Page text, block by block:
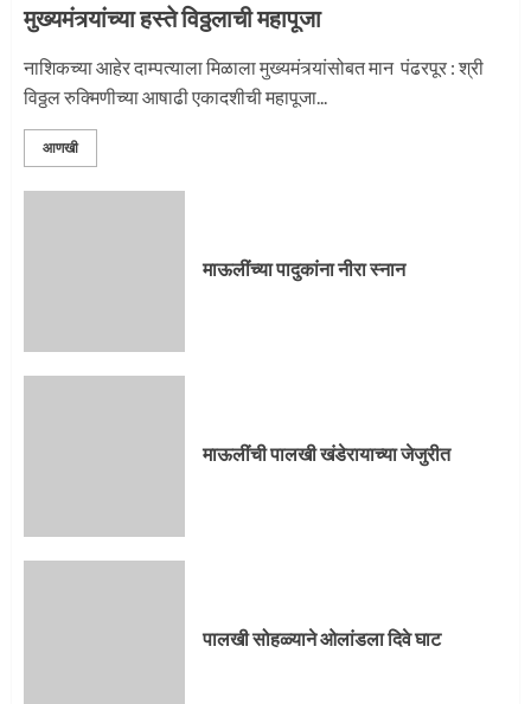
3
प्रस्थान सोहळ्यासाठी आळंदी सज्ज
मुख्यमंत्र्यांच्या हस्ते विठ्ठलाची महापूजा
नाशिकच्या आहेर दाम्पत्याला मिळाला मुख्यमंत्र्यांसोबत मान पंढरपूर : श्री
विठ्ठल रुक्मिणीच्या आषाढी एकादशीची महापूजा...
आणखी
माऊलींच्या पादुकांना नीरा स्नान
माऊलींची पालखी खंडेरायाच्या जेजुरीत
पालखी सोहळ्याने ओलांडला दिवे घाट
3
माऊलींची पालखी खंडेरायाच्या जेजुरीत
4
पालखी सोहळ्याने ओलांडला दिवे घाट
पुणेकरांकडून पालख्यांचे उत्साही स्वागत